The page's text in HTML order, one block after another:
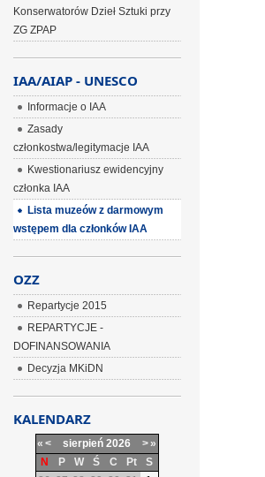
Konserwatorów Dzieł Sztuki przy
ZG ZPAP
IAA/AIAP - UNESCO
Informacje o IAA
Zasady
członkostwa/legitymacje IAA
Kwestionariusz ewidencyjny
członka IAA
Lista muzeów z darmowym
wstępem dla członków IAA
OZZ
Repartycje 2015
REPARTYCJE -
DOFINANSOWANIA
Decyzja MKiDN
KALENDARZ
« < sierpień 2026 >»
N
P W Ś C Pt
S